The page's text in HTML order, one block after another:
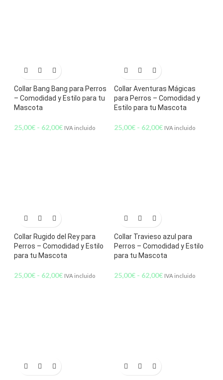
Collar Bang Bang para Perros
– Comodidad y Estilo para tu
Mascota
25,00€ - 62,00€ IVA incluido
Collar Aventuras Mágicas
para Perros – Comodidad y
Estilo para tu Mascota
25,00€ - 62,00€ IVA incluido
Collar Rugido del Rey para
Perros – Comodidad y Estilo
para tu Mascota
25,00€ - 62,00€ IVA incluido
Collar Travieso azul para
Perros – Comodidad y Estilo
para tu Mascota
25,00€ - 62,00€ IVA incluido